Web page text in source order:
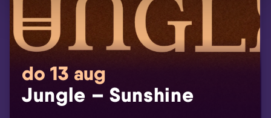
do 13 aug
Jungle – Sunshine